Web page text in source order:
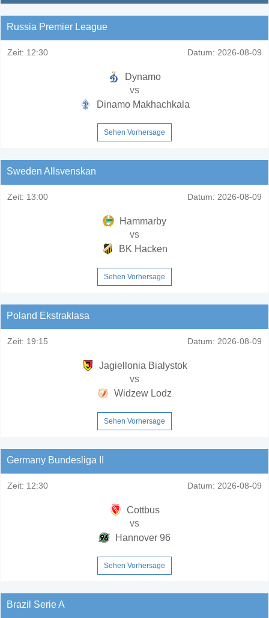
Russia Premier League
Zeit: 12:30 Datum: 2026-08-09
Dynamo
vs
Dinamo Makhachkala
Sehen Vorhersage
Sweden Allsvenskan
Zeit: 13:00 Datum: 2026-08-09
Hammarby
vs
BK Hacken
Sehen Vorhersage
Poland Ekstraklasa
Zeit: 19:15 Datum: 2026-08-09
Jagiellonia Bialystok
vs
Widzew Lodz
Sehen Vorhersage
Germany Bundesliga II
Zeit: 12:30 Datum: 2026-08-09
Cottbus
vs
Hannover 96
Sehen Vorhersage
Brazil Serie A